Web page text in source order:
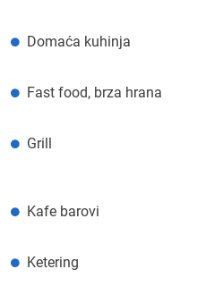
Domaća kuhinja
Fast food, brza hrana
Grill
Kafe barovi
Ketering